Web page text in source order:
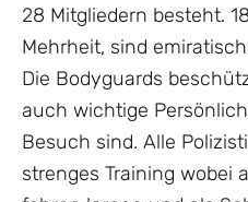
28 Mitgliedern besteht.
Mehrheit, sind
Die Bodyguards
auch wichtige
Besuch sind. Alle
strenges Training wobei